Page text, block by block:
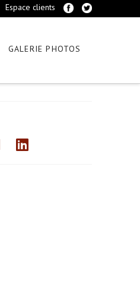
Espace clients
GALERIE PHOTOS